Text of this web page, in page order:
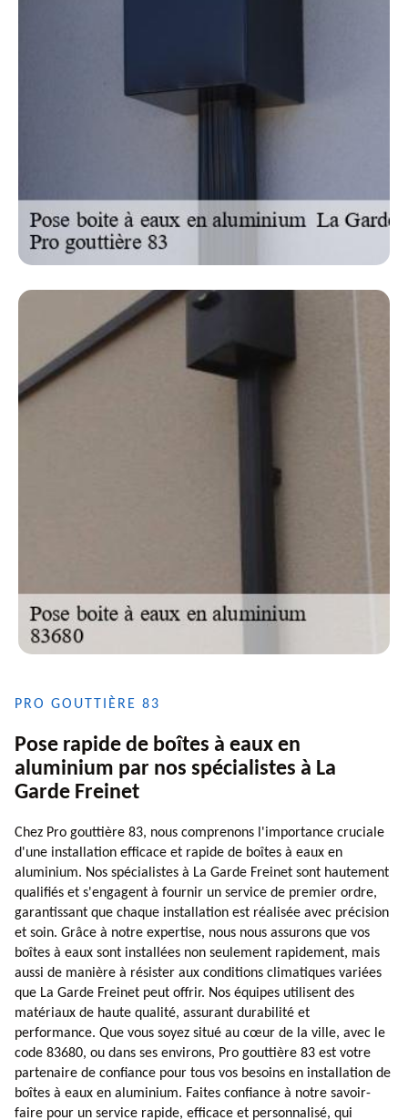
PRO GOUTTIÈRE 83
Pose rapide de boîtes à eaux en
aluminium par nos spécialistes à La
Garde Freinet
Chez Pro gouttière 83, nous comprenons l'importance cruciale
d'une installation efficace et rapide de boîtes à eaux en
aluminium. Nos spécialistes à La Garde Freinet sont hautement
qualifiés et s'engagent à fournir un service de premier ordre,
garantissant que chaque installation est réalisée avec précision
et soin. Grâce à notre expertise, nous nous assurons que vos
boîtes à eaux sont installées non seulement rapidement, mais
aussi de manière à résister aux conditions climatiques variées
que La Garde Freinet peut offrir. Nos équipes utilisent des
matériaux de haute qualité, assurant durabilité et
performance. Que vous soyez situé au cœur de la ville, avec le
code 83680, ou dans ses environs, Pro gouttière 83 est votre
partenaire de confiance pour tous vos besoins en installation de
boîtes à eaux en aluminium. Faites confiance à notre savoir-
faire pour un service rapide, efficace et personnalisé, qui